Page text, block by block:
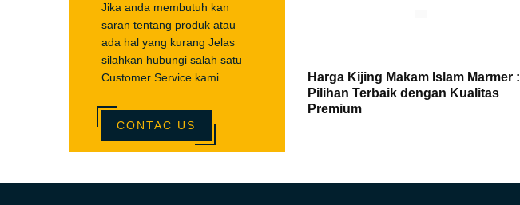
Harga Kijing Makam Islam Marmer :
Pilihan Terbaik dengan Kualitas
Premium
Jika anda membutuh kan
saran tentang produk atau
ada hal yang kurang Jelas
silahkan hubungi salah satu
Customer Service kami
CONTAC US